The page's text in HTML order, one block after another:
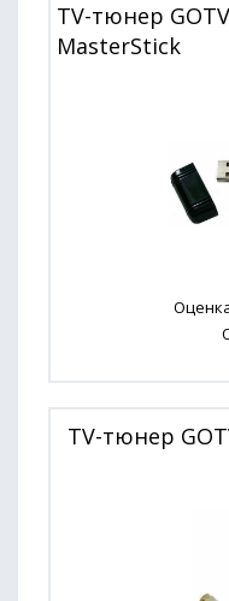
TV-тюнер
MasterStick
TV-тюнер